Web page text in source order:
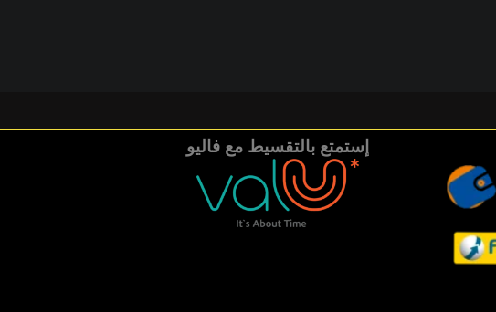
إستمتع بالتقسيط مع فاليو